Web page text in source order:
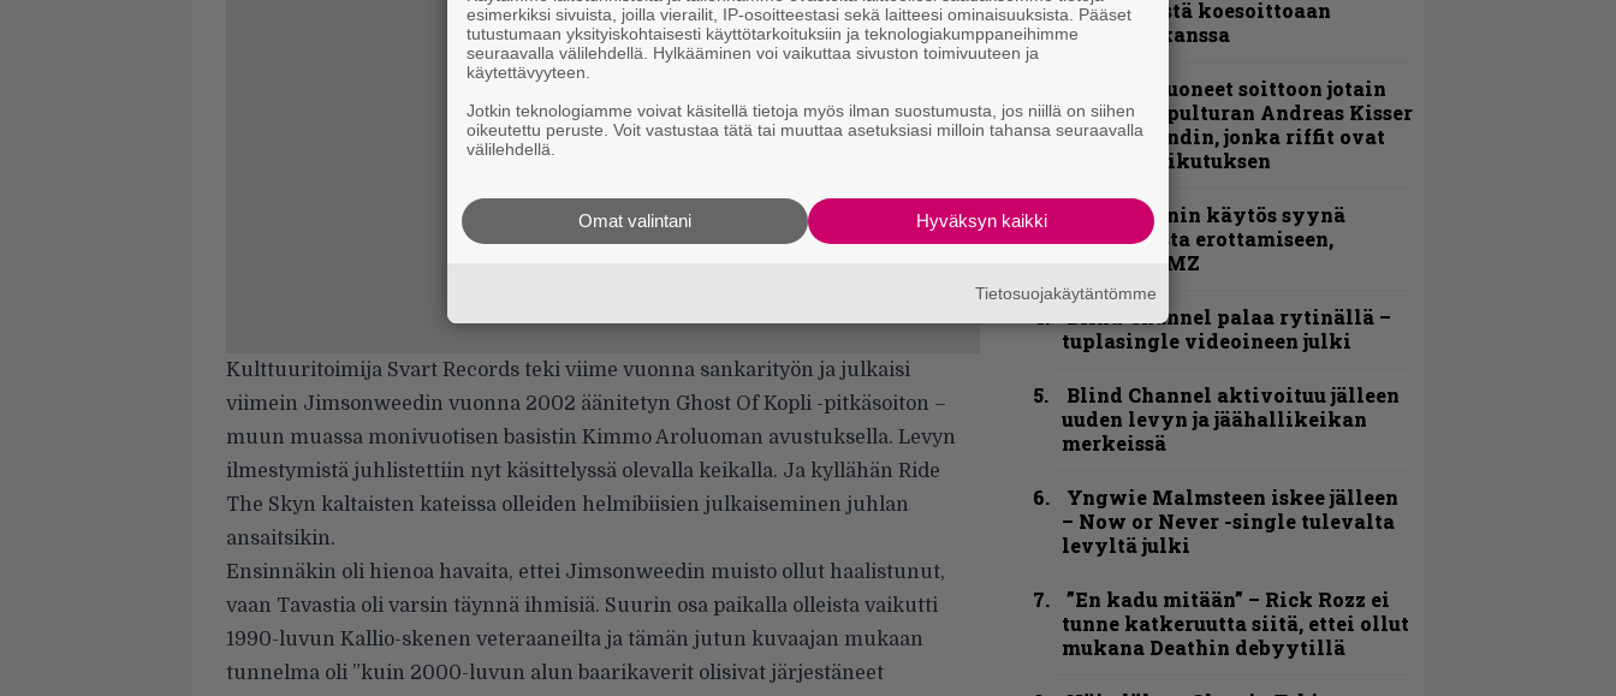
Kulttuuritoimija Svart Records teki viime vuonna sankarityön ja julkaisi
viimein Jimsonweedin vuonna 2002 äänitetyn Ghost Of Kopli -pitkäsoiton –
muun muassa monivuotisen basistin Kimmo Aroluoman avustuksella. Levyn
ilmestymistä juhlistettiin nyt käsittelyssä olevalla keikalla. Ja kyllähän Ride
The Skyn kaltaisten kateissa olleiden helmibiisien julkaiseminen juhlan
ansaitsikin.
Ensinnäkin oli hienoa havaita, ettei Jimsonweedin muisto ollut haalistunut,
vaan Tavastia oli varsin täynnä ihmisiä. Suurin osa paikalla olleista vaikutti
1990-luvun Kallio-skenen veteraaneilta ja tämän jutun kuvaajan mukaan
tunnelma oli ”kuin 2000-luvun alun baarikaverit olisivat järjestäneet
ensimmäistä koesoittoaan
hevijätin kanssa
”He ovat tuoneet soittoon jotain
uutta” – Sepulturan Andreas Kisser
nimeää bändin, jonka riffit ovat
tehneet vaikutuksen
Sid Wilsonin käytös syynä
Slipknotista erottamiseen,
raportoi TMZ
Blind Channel palaa rytinällä –
tuplasingle videoineen julki
Blind Channel aktivoituu jälleen
uuden levyn ja jäähallikeikan
merkeissä
Yngwie Malmsteen iskee jälleen
– Now or Never -single tulevalta
levyltä julki
”En kadu mitään” – Rick Rozz ei
tunne katkeruutta siitä, ettei ollut
mukana Deathin debyytillä
esimerkiksi sivuista, joilla vierailit, IP-osoitteestasi sekä laitteesi ominaisuuksista. Pääset
tutustumaan yksityiskohtaisesti käyttötarkoituksiin ja teknologiakumppaneihimme
seuraavalla välilehdellä. Hylkääminen voi vaikuttaa sivuston toimivuuteen ja
käytettävyyteen.
Jotkin teknologiamme voivat käsitellä tietoja myös ilman suostumusta, jos niillä on siihen
oikeutettu peruste. Voit vastustaa tätä tai muuttaa asetuksiasi milloin tahansa seuraavalla
välilehdellä.
Hyväksyn kaikki
Omat valintani
Tietosuojakäytäntömme